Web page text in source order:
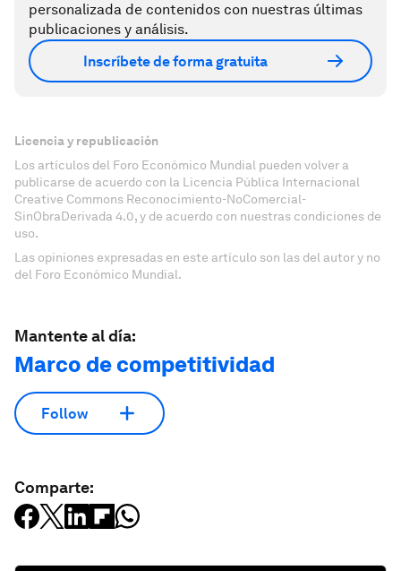
personalizada de contenidos con nuestras últimas
publicaciones y análisis.
Inscríbete de forma gratuita
Licencia y republicación
Los artículos del Foro Económico Mundial pueden volver a
publicarse de acuerdo con la Licencia Pública Internacional
Creative Commons Reconocimiento-NoComercial-
SinObraDerivada 4.0, y de acuerdo con nuestras condiciones de
uso.
Las opiniones expresadas en este artículo son las del autor y no
del Foro Económico Mundial.
Mantente al día:
Marco de competitividad
Follow
Comparte: